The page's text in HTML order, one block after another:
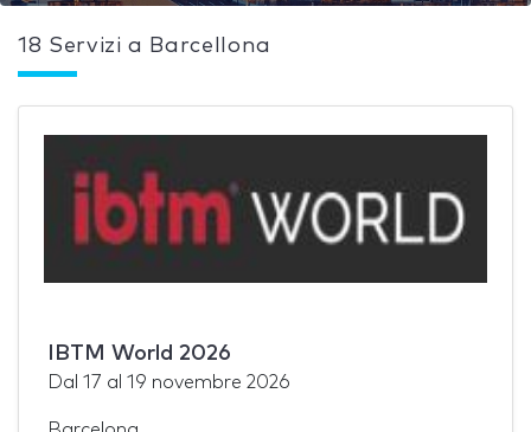
18 Servizi a Barcellona
IBTM World 2026
Dal 17 al 19 novembre 2026